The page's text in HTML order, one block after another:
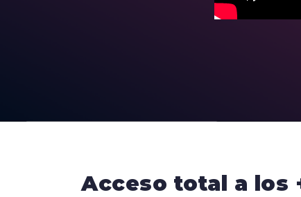
Acceso total a los